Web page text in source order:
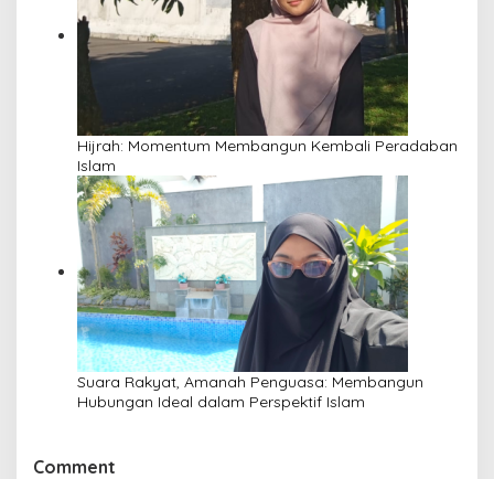
Hijrah: Momentum Membangun Kembali Peradaban
Islam
Suara Rakyat, Amanah Penguasa: Membangun
Hubungan Ideal dalam Perspektif Islam
Comment